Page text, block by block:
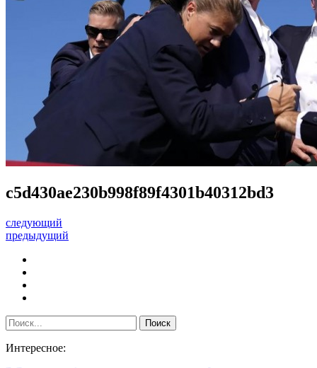
c5d430ae230b998f89f4301b40312bd3
следующий
предыдущий
Интересное: